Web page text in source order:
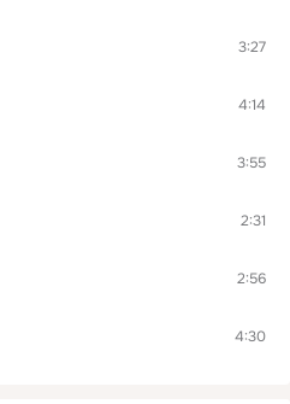
3:27
4:14
3:55
2:31
2:56
4:30